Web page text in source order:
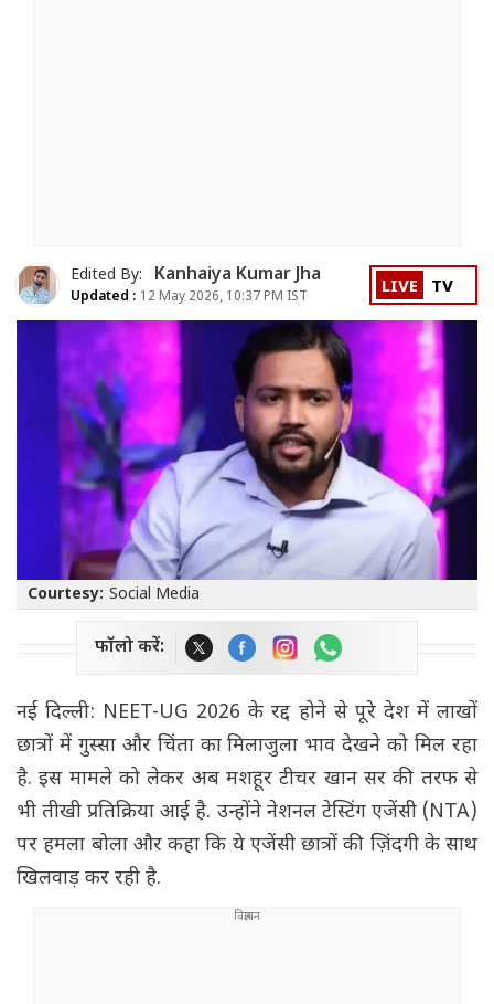
Edited By: Kanhaiya Kumar Jha
Updated : 12 May 2026, 10:37 PM IST LIVE TV
Courtesy: Social Media
फॉलो करें:
नई दिल्ली: NEET-UG 2026 के रद्द होने से पूरे देश में लाखों
छात्रों में गुस्सा और चिंता का मिलाजुला भाव देखने को मिल रहा
है. इस मामले को लेकर अब मशहूर टीचर खान सर की तरफ से
भी तीखी प्रतिक्रिया आई है. उन्होंने नेशनल टेस्टिंग एजेंसी (NTA)
पर हमला बोला और कहा कि ये एजेंसी छात्रों की ज़िंदगी के साथ
खिलवाड़ कर रही है.